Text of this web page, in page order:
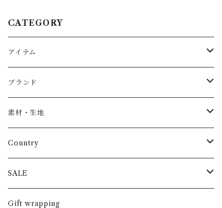
CATEGORY
アイテム
Baby
トップス
長袖
半袖
パンツ
長ズボン
半ズボン
スカート
ワンピース
ブランド
AS WE GROW
ARCH&LINE
BABE & TESS
BOBOCHOSES
素材・生地
コットン 100%
リネン( 麻 )
ウール
Country
France / フランス
Italy / イタリア
SALE
男の子
Gift wrapping